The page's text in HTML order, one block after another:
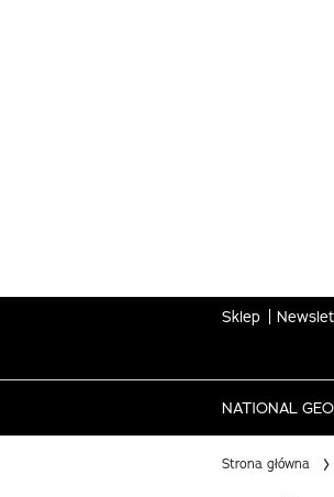
Sklep
NATIONAL
Strona główna